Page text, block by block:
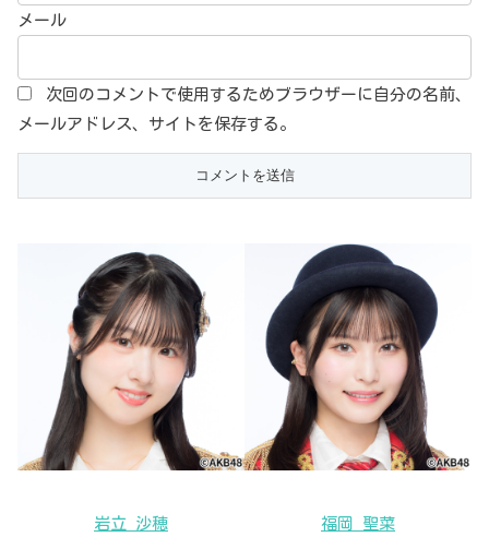
メール
次回のコメントで使用するためブラウザーに自分の名前、
メールアドレス、サイトを保存する。
岩立 沙穂 福岡 聖菜